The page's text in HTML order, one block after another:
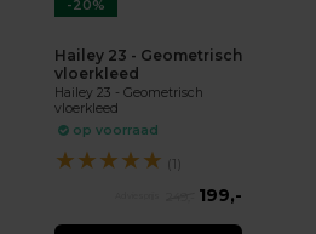
-20%
Hailey 23 - Geometrisch
vloerkleed
Hailey 23 - Geometrisch
vloerkleed
op voorraad
★★★★★ (1)
199,-